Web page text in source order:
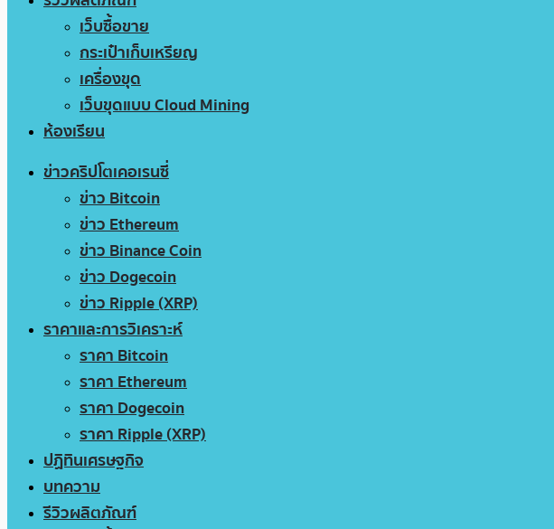
เว็บซื้อขาย
กระเป๋าเก็บเหรียญ
เครื่องขุด
เว็บขุดแบบ Cloud Mining
ห้องเรียน
ข่าวคริปโตเคอเรนซี่
ข่าว Bitcoin
ข่าว Ethereum
ข่าว Binance Coin
ข่าว Dogecoin
ข่าว Ripple (XRP)
ราคาและการวิเคราะห์
ราคา Bitcoin
ราคา Ethereum
ราคา Dogecoin
ราคา Ripple (XRP)
ปฏิทินเศรษฐกิจ
บทความ
รีวิวผลิตภัณฑ์